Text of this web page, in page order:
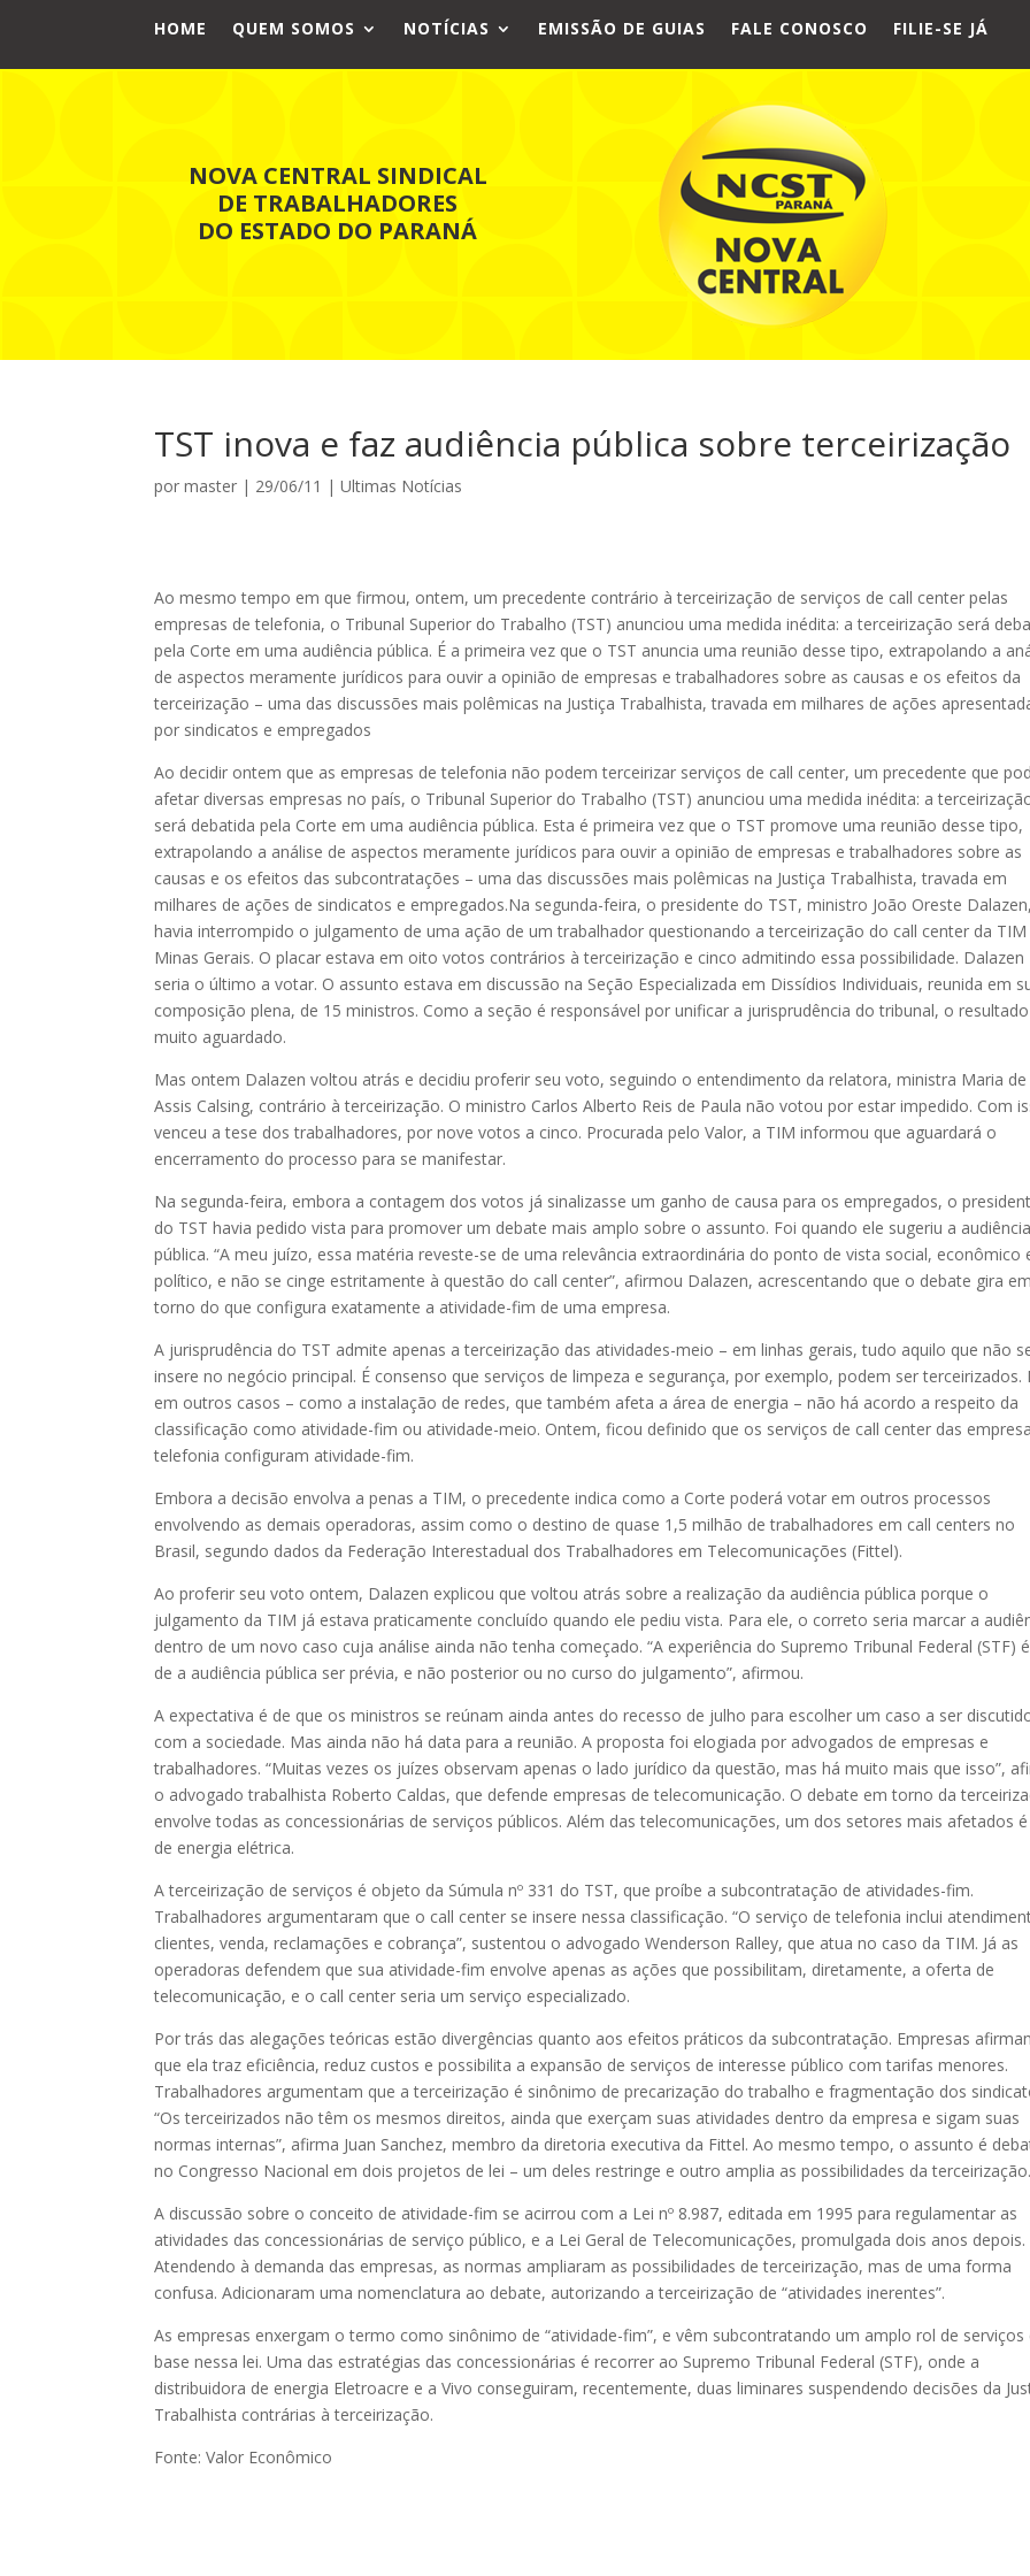
HOME QUEM SOMOS NOTÍCIAS EMISSÃO DE GUIAS FALE CONOSCO FILIE-SE JÁ
NOVA CENTRAL SINDICAL
DE TRABALHADORES
DO ESTADO DO PARANÁ
TST inova e faz audiência pública sobre terceirização
pormaster | 29/06/11 |Ultimas Notícias
Ao mesmo tempo em que firmou, ontem, um precedente contrário à terceirização de serviços de call center pelas
empresas de telefonia, o Tribunal Superior do Trabalho (TST) anunciou uma medida inédita: a terceirização será
pela Corte em uma audiência pública. É a primeira vez que o TST anuncia uma reunião desse tipo, extrapolando a
de aspectos meramente jurídicos para ouvir a opinião de empresas e trabalhadores sobre as causas e os efeitos da
terceirização – uma das discussões mais polêmicas na Justiça Trabalhista, travada em milhares de ações
por sindicatos e empregados
Ao decidir ontem que as empresas de telefonia não podem terceirizar serviços de call center, um precedente que
afetar diversas empresas no país, o Tribunal Superior do Trabalho (TST) anunciou uma medida inédita: a
será debatida pela Corte em uma audiência pública. Esta é primeira vez que o TST promove uma reunião desse tipo,
extrapolando a análise de aspectos meramente jurídicos para ouvir a opinião de empresas e trabalhadores sobre as
causas e os efeitos das subcontratações – uma das discussões mais polêmicas na Justiça Trabalhista, travada em
milhares de ações de sindicatos e empregados.Na segunda-feira, o presidente do TST, ministro João Oreste Dalazen,
havia interrompido o julgamento de uma ação de um trabalhador questionando a terceirização do call center da TIM
Minas Gerais. O placar estava em oito votos contrários à terceirização e cinco admitindo essa possibilidade. Dalazen
seria o último a votar. O assunto estava em discussão na Seção Especializada em Dissídios Individuais, reunida em
composição plena, de 15 ministros. Como a seção é responsável por unificar a jurisprudência do tribunal, o
muito aguardado.
Mas ontem Dalazen voltou atrás e decidiu proferir seu voto, seguindo o entendimento da relatora, ministra Maria de
Assis Calsing, contrário à terceirização. O ministro Carlos Alberto Reis de Paula não votou por estar impedido. Com
venceu a tese dos trabalhadores, por nove votos a cinco. Procurada pelo Valor, a TIM informou que aguardará o
encerramento do processo para se manifestar.
Na segunda-feira, embora a contagem dos votos já sinalizasse um ganho de causa para os empregados, o
do TST havia pedido vista para promover um debate mais amplo sobre o assunto. Foi quando ele sugeriu a audiência
pública. “A meu juízo, essa matéria reveste-se de uma relevância extraordinária do ponto de vista social, econômico
político, e não se cinge estritamente à questão do call center”, afirmou Dalazen, acrescentando que o debate gira em
torno do que configura exatamente a atividade-fim de uma empresa.
A jurisprudência do TST admite apenas a terceirização das atividades-meio – em linhas gerais, tudo aquilo que não
insere no negócio principal. É consenso que serviços de limpeza e segurança, por exemplo, podem ser terceirizados.
em outros casos – como a instalação de redes, que também afeta a área de energia – não há acordo a respeito da
classificação como atividade-fim ou atividade-meio. Ontem, ficou definido que os serviços de call center das
telefonia configuram atividade-fim.
Embora a decisão envolva a penas a TIM, o precedente indica como a Corte poderá votar em outros processos
envolvendo as demais operadoras, assim como o destino de quase 1,5 milhão de trabalhadores em call centers no
Brasil, segundo dados da Federação Interestadual dos Trabalhadores em Telecomunicações (Fittel).
Ao proferir seu voto ontem, Dalazen explicou que voltou atrás sobre a realização da audiência pública porque o
julgamento da TIM já estava praticamente concluído quando ele pediu vista. Para ele, o correto seria marcar a
dentro de um novo caso cuja análise ainda não tenha começado. “A experiência do Supremo Tribunal Federal (STF)
de a audiência pública ser prévia, e não posterior ou no curso do julgamento”, afirmou.
A expectativa é de que os ministros se reúnam ainda antes do recesso de julho para escolher um caso a ser
com a sociedade. Mas ainda não há data para a reunião. A proposta foi elogiada por advogados de empresas e
trabalhadores. “Muitas vezes os juízes observam apenas o lado jurídico da questão, mas há muito mais que isso”,
o advogado trabalhista Roberto Caldas, que defende empresas de telecomunicação. O debate em torno da
envolve todas as concessionárias de serviços públicos. Além das telecomunicações, um dos setores mais afetados
de energia elétrica.
A terceirização de serviços é objeto da Súmula nº 331 do TST, que proíbe a subcontratação de atividades-fim.
Trabalhadores argumentaram que o call center se insere nessa classificação. “O serviço de telefonia inclui
clientes, venda, reclamações e cobrança”, sustentou o advogado Wenderson Ralley, que atua no caso da TIM. Já as
operadoras defendem que sua atividade-fim envolve apenas as ações que possibilitam, diretamente, a oferta de
telecomunicação, e o call center seria um serviço especializado.
Por trás das alegações teóricas estão divergências quanto aos efeitos práticos da subcontratação. Empresas
que ela traz eficiência, reduz custos e possibilita a expansão de serviços de interesse público com tarifas menores.
Trabalhadores argumentam que a terceirização é sinônimo de precarização do trabalho e fragmentação dos
“Os terceirizados não têm os mesmos direitos, ainda que exerçam suas atividades dentro da empresa e sigam suas
normas internas”, afirma Juan Sanchez, membro da diretoria executiva da Fittel. Ao mesmo tempo, o assunto é
no Congresso Nacional em dois projetos de lei – um deles restringe e outro amplia as possibilidades da terceirização.
A discussão sobre o conceito de atividade-fim se acirrou com a Lei nº 8.987, editada em 1995 para regulamentar as
atividades das concessionárias de serviço público, e a Lei Geral de Telecomunicações, promulgada dois anos depois.
Atendendo à demanda das empresas, as normas ampliaram as possibilidades de terceirização, mas de uma forma
confusa. Adicionaram uma nomenclatura ao debate, autorizando a terceirização de “atividades inerentes”.
As empresas enxergam o termo como sinônimo de “atividade-fim”, e vêm subcontratando um amplo rol de serviços
base nessa lei. Uma das estratégias das concessionárias é recorrer ao Supremo Tribunal Federal (STF), onde a
distribuidora de energia Eletroacre e a Vivo conseguiram, recentemente, duas liminares suspendendo decisões da
Trabalhista contrárias à terceirização.
Fonte: Valor Econômico